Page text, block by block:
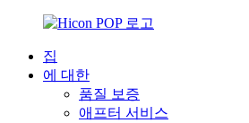
집
에 대한
품질 보증
애프터 서비스